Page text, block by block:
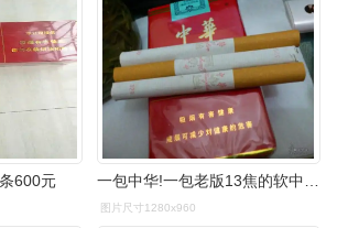
600元 一包中华!一包老版13焦的软中!329
图片尺寸1280x960